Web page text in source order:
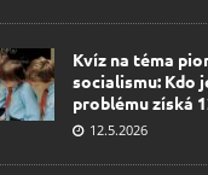
Kvíz na téma
socialismu: Kdo
problému získá
12.5.2026